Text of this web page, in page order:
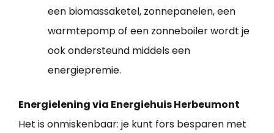
een biomassaketel, zonnepanelen, een
warmtepomp of een zonneboiler wordt je
ook ondersteund middels een
energiepremie.
Energielening via Energiehuis Herbeumont
Het is onmiskenbaar: je kunt fors besparen met